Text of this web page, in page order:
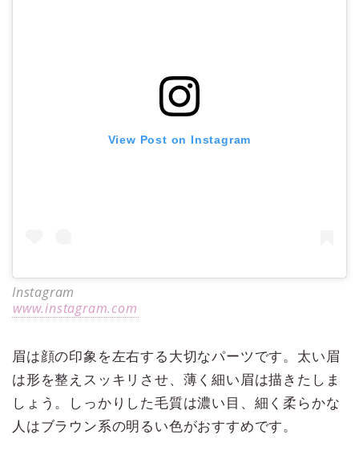
View Post on Instagram
Instagram
www.instagram.com
眉は顔の印象を左右する大切なパーツです。太い眉
は形を整えスッキリさせ、薄く細い眉は描きたしま
しょう。しっかりした毛質は濃い目、細く柔らかな
人はブラウン系の明るい色がおすすめです。